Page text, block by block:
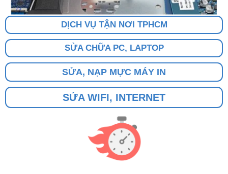
DỊCH VỤ TẬN NƠI TPHCM
SỬA CHỮA PC, LAPTOP
SỬA, NẠP MỰC MÁY IN
SỬA WIFI, INTERNET